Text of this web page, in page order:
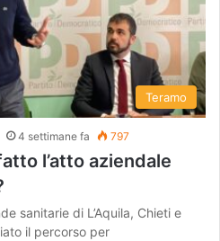
Teramo
4 settimane fa 797
l’atto aziendale
sanitarie di L’Aquila, Chieti e
il percorso per